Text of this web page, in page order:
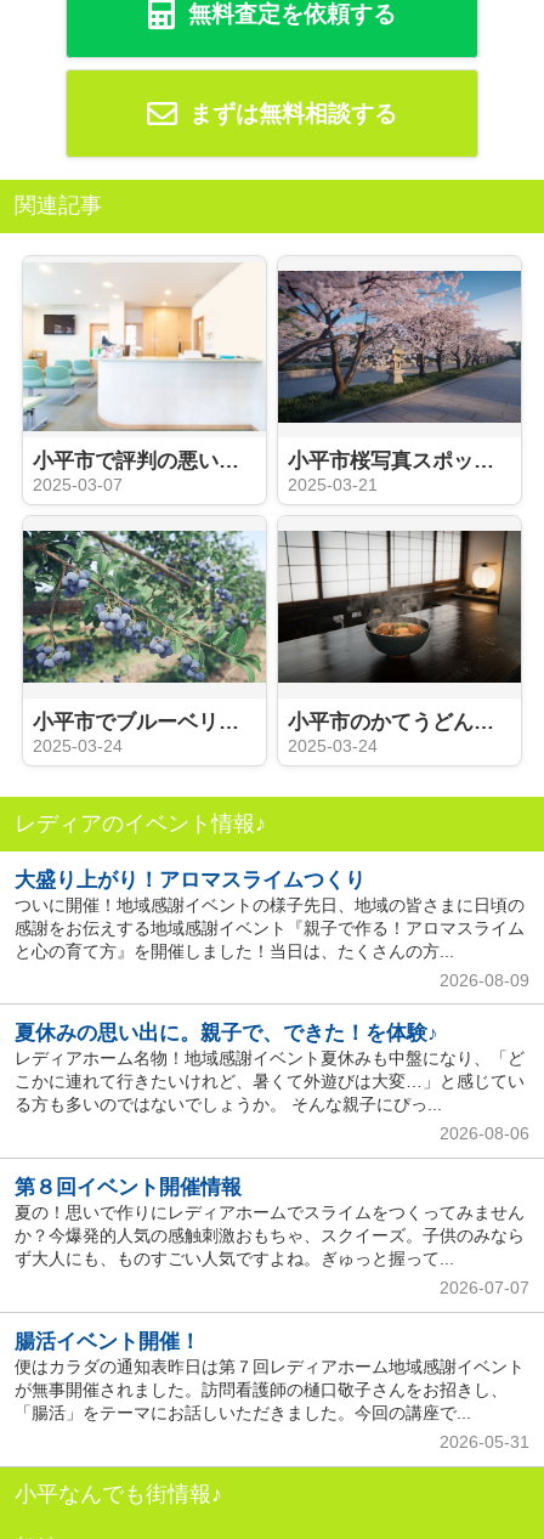
無料査定を依頼する
まずは無料相談する
関連記事
小平市で評判の悪い病院を探している？クチコミの活用法を解説
2025-03-07
小平市桜写真スポットはどこ？撮影のコツをご紹介
2025-03-21
小平市でブルーベリー狩りを楽しもう！農園訪問のポイントをご紹介
2025-03-24
小平市のかてうどん味比べを楽しもう！小平市の魅力を解説
2025-03-24
レディアのイベント情報♪
大盛り上がり！アロマスライムつくり
ついに開催！地域感謝イベントの様子先日、地域の皆さまに日頃の
感謝をお伝えする地域感謝イベント『親子で作る！アロマスライム
と心の育て方』を開催しました！当日は、たくさんの方...
2026-08-09
夏休みの思い出に。親子で、できた！を体験♪
レディアホーム名物！地域感謝イベント夏休みも中盤になり、「ど
こかに連れて行きたいけれど、暑くて外遊びは大変…」と感じてい
る方も多いのではないでしょうか。 そんな親子にぴっ...
2026-08-06
第８回イベント開催情報
夏の！思いで作りにレディアホームでスライムをつくってみません
か？今爆発的人気の感触刺激おもちゃ、スクイーズ。子供のみなら
ず大人にも、ものすごい人気ですよね。ぎゅっと握って...
2026-07-07
腸活イベント開催！
便はカラダの通知表昨日は第７回レディアホーム地域感謝イベント
が無事開催されました。訪問看護師の樋口敬子さんをお招きし、
「腸活」をテーマにお話しいただきました。今回の講座で...
2026-05-31
小平なんでも街情報♪